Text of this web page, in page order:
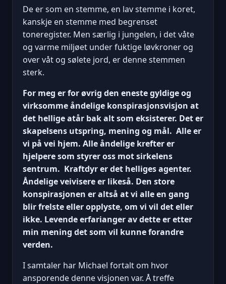
De er som en stemme, en lav stemme i koret,
kanskje en stemme med begrenset
toneregister. Men særlig i jungelen, i det våte
og varme miljøet under fuktige løvkroner og
over våt og sølete jord, er denne stemmen
sterk.
For meg er for øvrig den eneste gyldige og
virksomme åndelige konspirasjonsvisjon at
det hellige atår bak alt som eksisterer. Det er
skapelsens utspring, mening og mål. Alle er
vi på vei hjem. Alle åndelige krefter er
hjelpere som styrer oss mot sirkelens
sentrum. Kraftdyr er det helliges agenter.
Åndelige veivisere er likeså. Den store
konspirasjonen er altså at vi alle en gang
blir frelste eller opplyste, om vi vil det eller
ikke. Levende erfarianger av dette er etter
min mening det som vil kunne forandre
verden.
I samtaler har Michael fortalt om hvor
ansporende denne visjonen var. Å treffe